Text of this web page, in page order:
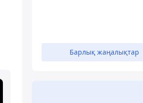
Барлық жаңалықтар